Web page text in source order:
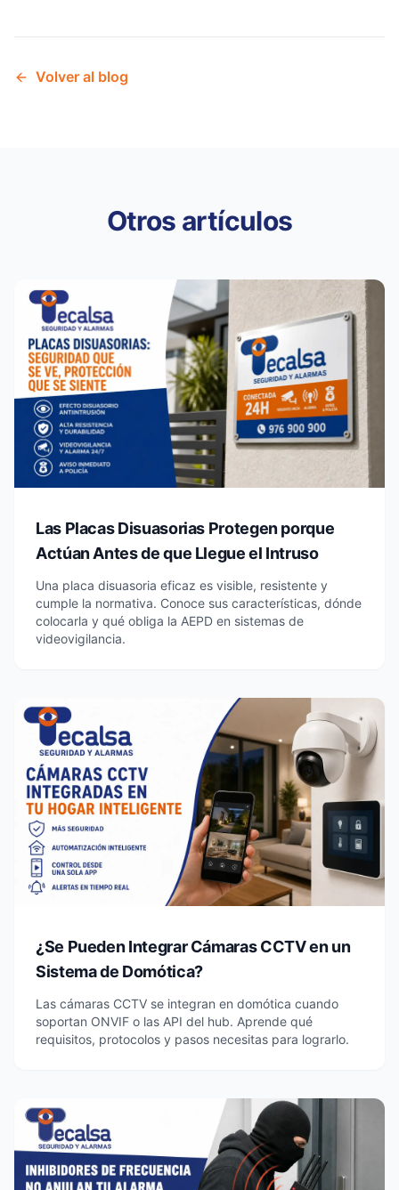
Volver al blog
Otros artículos
Las Placas Disuasorias Protegen porque
Actúan Antes de que Llegue el Intruso
Una placa disuasoria eficaz es visible, resistente y
cumple la normativa. Conoce sus características, dónde
colocarla y qué obliga la AEPD en sistemas de
videovigilancia.
¿Se Pueden Integrar Cámaras CCTV en un
Sistema de Domótica?
Las cámaras CCTV se integran en domótica cuando
soportan ONVIF o las API del hub. Aprende qué
requisitos, protocolos y pasos necesitas para lograrlo.